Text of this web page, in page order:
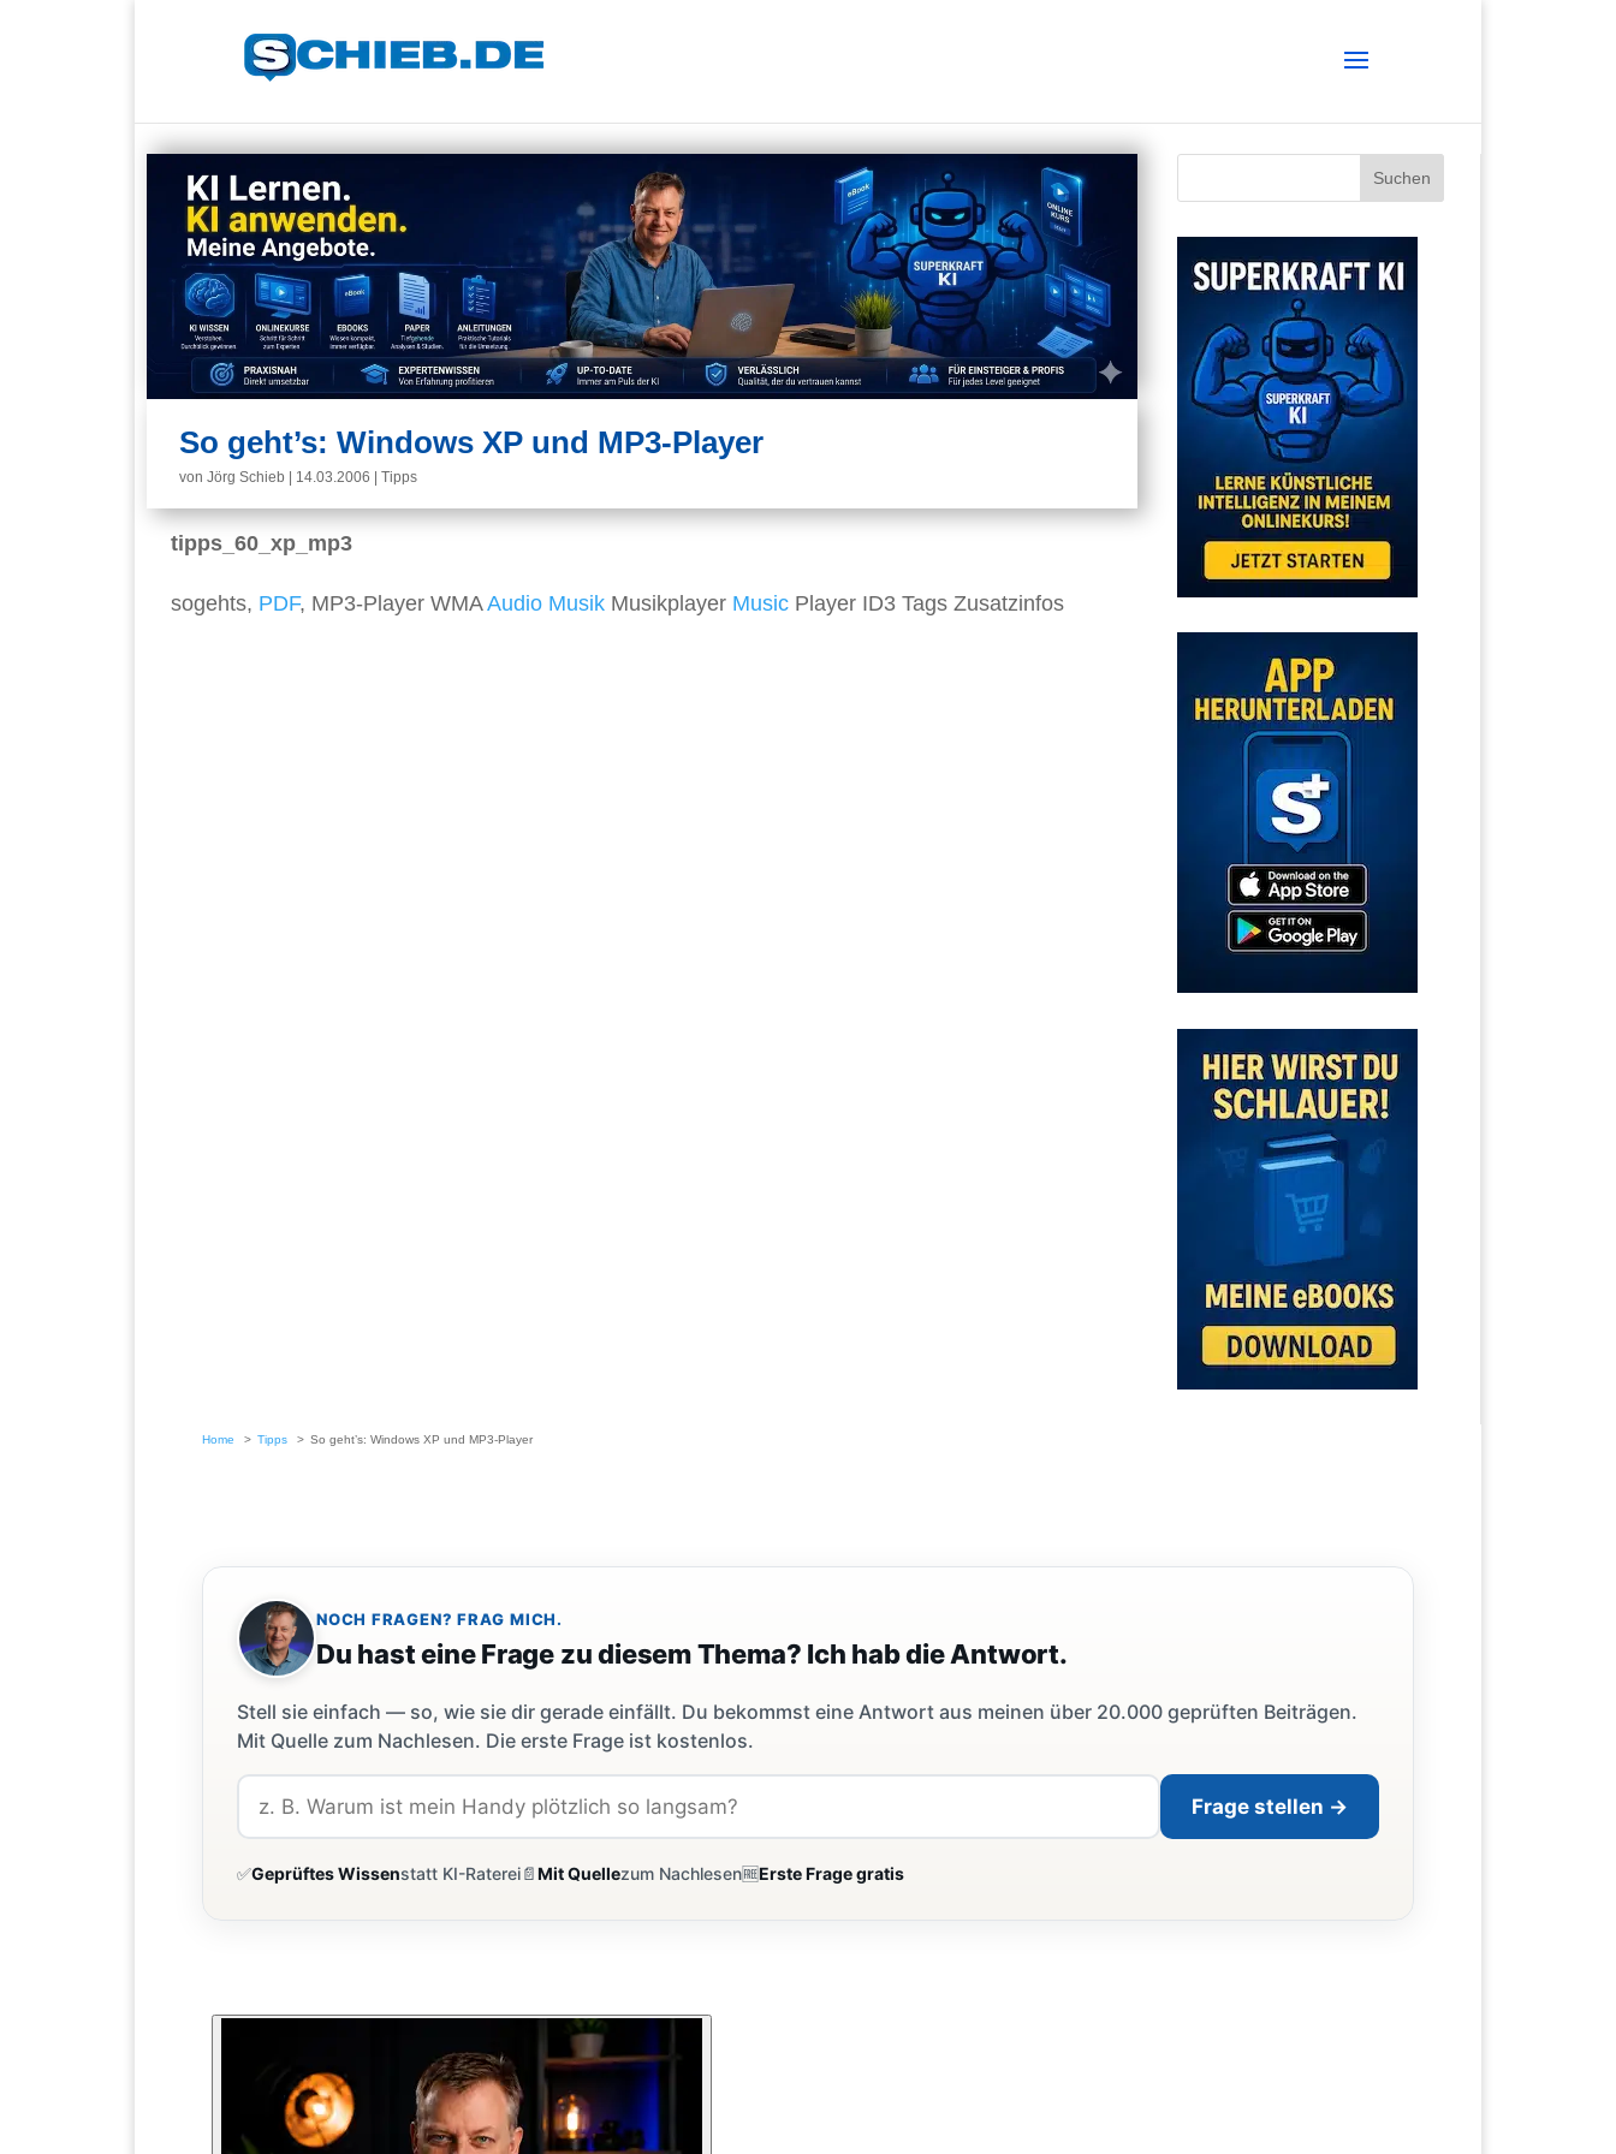
So geht’s: Windows XP und MP3-Player
von Jörg Schieb 14.03.2006 Tipps
tipps_60_xp_mp3
sogehts, PDF, MP3-Player WMAAudio Musik Musikplayer Music Player ID3 Tags Zusatzinfos
Home Tipps So geht’s: Windows XP und MP3-Player
NOCH FRAGEN? FRAG MICH.
Du hast eine Frage zu diesem Thema? Ich hab die Antwort.
Stell sie einfach — so, wie sie dir gerade einfällt. Du bekommst eine Antwort aus meinen über 20.000 geprüften Beiträgen.
Mit Quelle zum Nachlesen. Die erste Frage ist kostenlos.
Frage stellen →
✅Geprüftes Wissenstatt KI-Raterei📄Mit Quellezum Nachlesen🆓Erste Frage gratis